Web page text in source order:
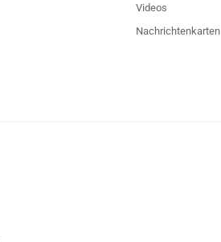
Videos
Nachrichtenkarten